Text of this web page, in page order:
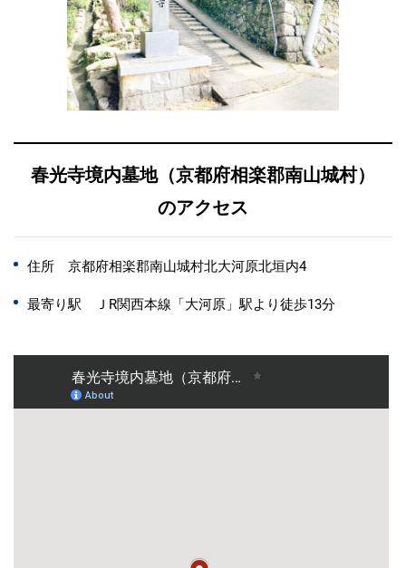
春光寺境内墓地（京都府相楽郡南山城村）
のアクセス
住所 京都府相楽郡南山城村北大河原北垣内4
最寄り駅 ＪR関西本線「大河原」駅より徒歩13分